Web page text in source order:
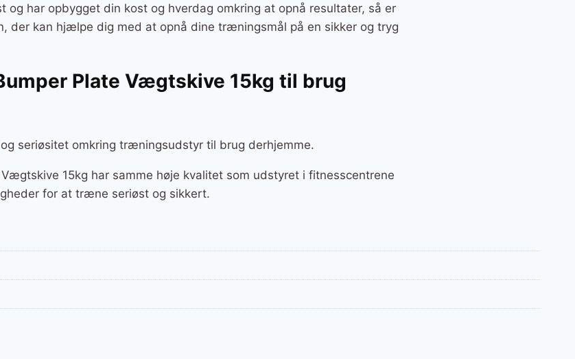
har opbygget din kost og hverdag omkring at opnå resultater, så er
der kan hjælpe dig med at opnå dine træningsmål på en sikker og tryg
Plate Vægtskive 15kg til brug
seriøsitet omkring træningsudstyr til brug derhjemme.
15kg har samme høje kvalitet som udstyret i fitnesscentrene
for at træne seriøst og sikkert.